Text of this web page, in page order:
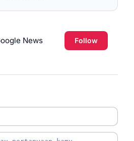
News Follow